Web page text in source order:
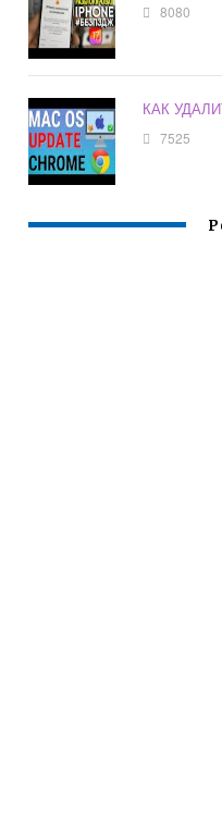
8080
КАК
7525